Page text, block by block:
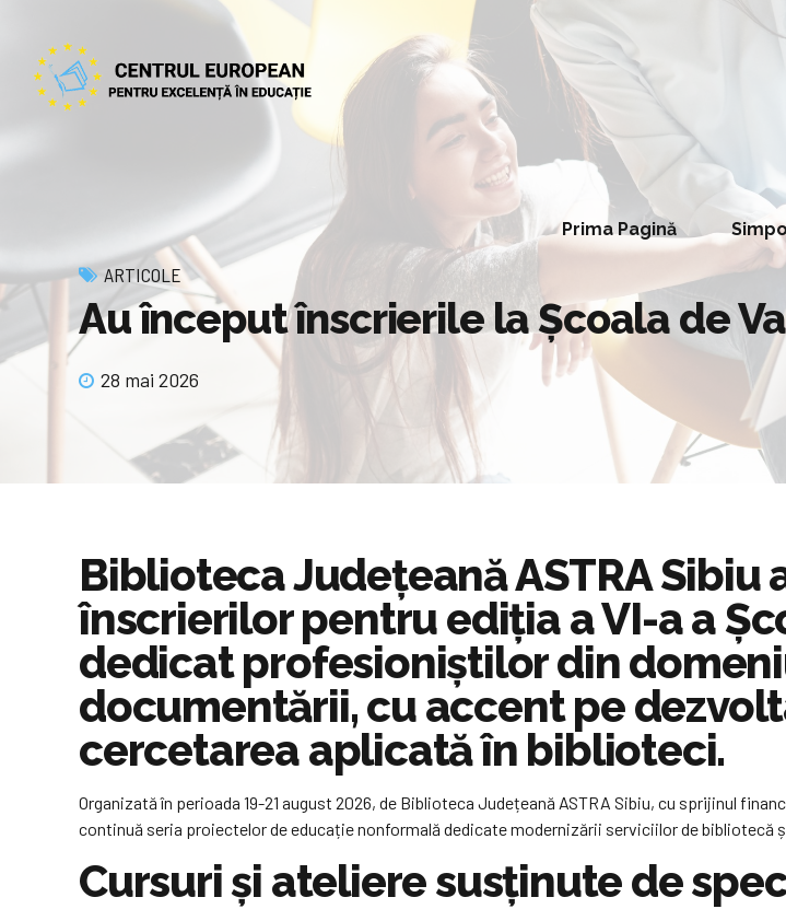
Prima Pagină
ARTICOLE
Au început înscrierile la Școala de
28 mai 2026
Biblioteca Județeană ASTRA
înscrierilor pentru ediția a VI-a a
dedicat profesioniștilor din
documentării, cu accent pe
cercetarea aplicată în biblioteci.
Organizată în perioada 19-21 august 2026, de Biblioteca Județeană ASTRA Sibiu, cu sprijinul
continuă seria proiectelor de educație nonformală dedicate modernizării serviciilor de bibliotecă
Cursuri și ateliere susținute de